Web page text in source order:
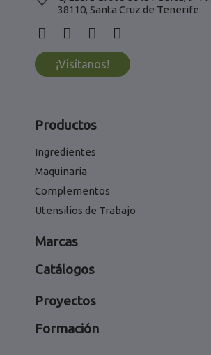
38110, Santa Cruz de Tenerife
¡Visítanos!
Productos
Ingredientes
Maquinaria
Complementos
Utensilios de Trabajo
Marcas
Catálogos
Proyectos
Formación